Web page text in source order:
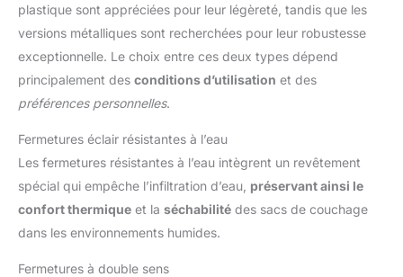
plastique sont appréciées pour leur légèreté, tandis que les
versions métalliques sont recherchées pour leur robustesse
exceptionnelle. Le choix entre ces deux types dépend
principalement des conditions d’utilisation et des
préférences personnelles.
Fermetures éclair résistantes à l’eau
Les fermetures résistantes à l’eau intègrent un revêtement
spécial qui empêche l’infiltration d’eau, préservant ainsi le
confort thermique et la séchabilité des sacs de couchage
dans les environnements humides.
Fermetures à double sens